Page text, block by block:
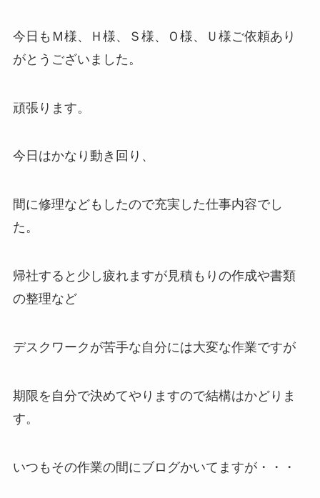
今日もＭ様、Ｈ様、Ｓ様、Ｏ様、Ｕ様ご依頼あり
がとうございました。
頑張ります。
今日はかなり動き回り、
間に修理などもしたので充実した仕事内容でし
た。
帰社すると少し疲れますが見積もりの作成や書類
の整理など
デスクワークが苦手な自分には大変な作業ですが
期限を自分で決めてやりますので結構はかどりま
す。
いつもその作業の間にブログかいてますが・・・